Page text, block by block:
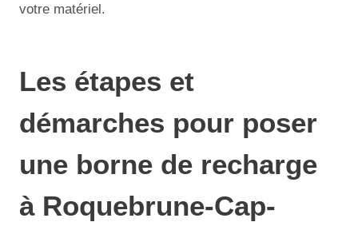
votre matériel.
Les étapes et
démarches pour poser
une borne de recharge
à Roquebrune-Cap-